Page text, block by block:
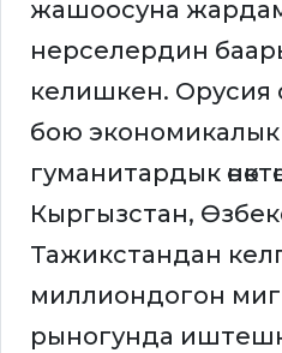
жашоосуна
нерселердин
келишкен.
бою экономикалык
гуманитардык
Кыргызстан,
Тажикстандан
миллиондогон
рыногунда